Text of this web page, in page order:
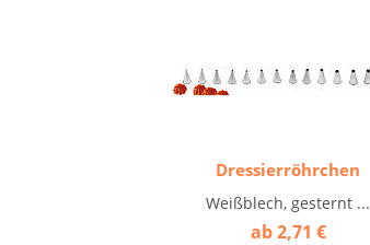
Dressierröhrchen
Weißblech, gesternt ...
ab 2,71 €